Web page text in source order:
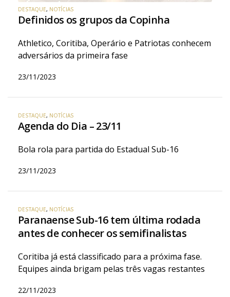
DESTAQUE, NOTÍCIAS
Definidos os grupos da Copinha
Athletico, Coritiba, Operário e Patriotas conhecem
adversários da primeira fase
23/11/2023
DESTAQUE, NOTÍCIAS
Agenda do Dia – 23/11
Bola rola para partida do Estadual Sub-16
23/11/2023
DESTAQUE, NOTÍCIAS
Paranaense Sub-16 tem última rodada
antes de conhecer os semifinalistas
Coritiba já está classificado para a próxima fase.
Equipes ainda brigam pelas três vagas restantes
22/11/2023